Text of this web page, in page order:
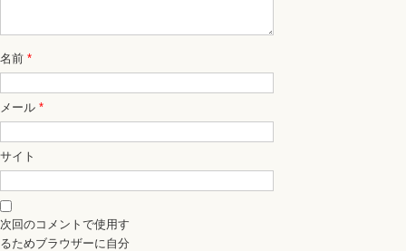
名前 *
メール *
サイト
次回のコメントで使用す
るためブラウザーに自分